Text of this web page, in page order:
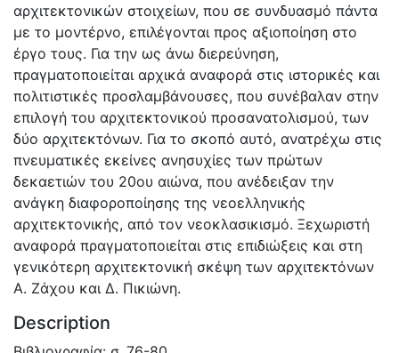
αρχιτεκτονικών στοιχείων, που σε συνδυασμό πάντα
με το μοντέρνο, επιλέγονται προς αξιοποίηση στο
έργο τους. Για την ως άνω διερεύνηση,
πραγματοποιείται αρχικά αναφορά στις ιστορικές και
πολιτιστικές προσλαμβάνουσες, που συνέβαλαν στην
επιλογή του αρχιτεκτονικού προσανατολισμού, των
δύο αρχιτεκτόνων. Για το σκοπό αυτό, ανατρέχω στις
πνευματικές εκείνες ανησυχίες των πρώτων
δεκαετιών του 20ου αιώνα, που ανέδειξαν την
ανάγκη διαφοροποίησης της νεοελληνικής
αρχιτεκτονικής, από τον νεοκλασικισμό. Ξεχωριστή
αναφορά πραγματοποιείται στις επιδιώξεις και στη
γενικότερη αρχιτεκτονική σκέψη των αρχιτεκτόνων
Α. Ζάχου και Δ. Πικιώνη.
Description